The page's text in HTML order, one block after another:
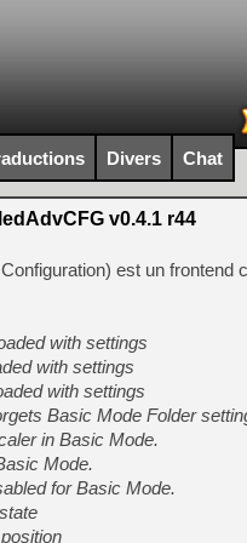
Divers Chat
v0.4.1 r44
est un frontend
with settings
with settings
with settings
Basic Mode Folder
in Basic Mode.
Mode.
for Basic Mode.